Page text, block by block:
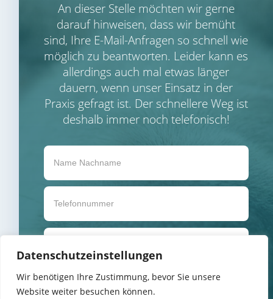
Datenschutzeinstellungen
Wir benötigen Ihre Zustimmung, bevor Sie unsere
Website weiter besuchen können.
An dieser Stelle möchten wir gerne
darauf hinweisen, dass wir bemüht
sind, Ihre E-Mail-Anfragen so schnell wie
möglich zu beantworten. Leider kann es
allerdings auch mal etwas länger
dauern, wenn unser Einsatz in der
Praxis gefragt ist. Der schnellere Weg ist
deshalb immer noch telefonisch!